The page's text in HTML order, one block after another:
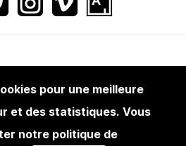
EXIT U9
pour une meilleure
et des statistiques. Vous
notre politique de